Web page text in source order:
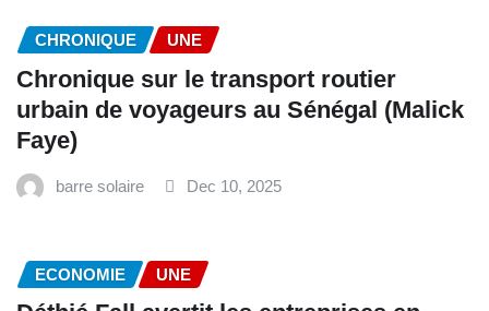
CHRONIQUE UNE
Chronique sur le transport routier
urbain de voyageurs au Sénégal (Malick
Faye)
barre solaire Dec 10, 2025
ECONOMIE UNE